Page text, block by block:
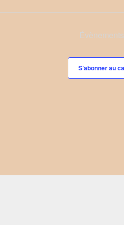
Évènements
S’abonner au